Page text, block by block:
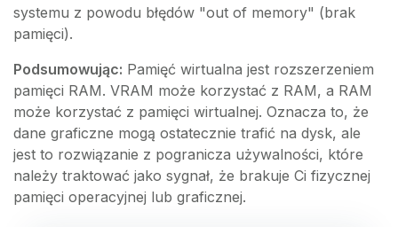
systemu z powodu błędów "out of memory" (brak
pamięci).
Podsumowując: Pamięć wirtualna jest rozszerzeniem
pamięci RAM. VRAM może korzystać z RAM, a RAM
może korzystać z pamięci wirtualnej. Oznacza to, że
dane graficzne mogą ostatecznie trafić na dysk, ale
jest to rozwiązanie z pogranicza używalności, które
należy traktować jako sygnał, że brakuje Ci fizycznej
pamięci operacyjnej lub graficznej.